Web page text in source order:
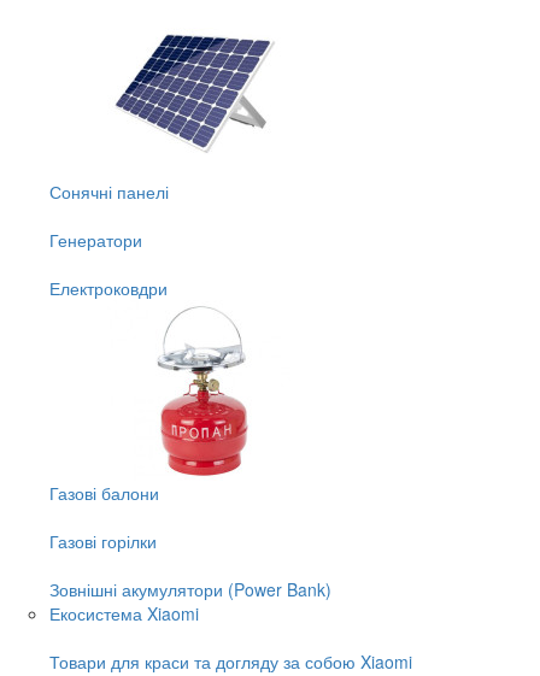
Сонячні панелі
Генератори
Електроковдри
Газові балони
Газові горілки
Зовнішні акумулятори (Power Bank)
Екосистема Xiaomi
Товари для краси та догляду за собою Xiaomi